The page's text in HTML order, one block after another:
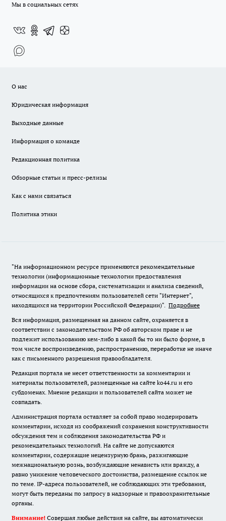
Мы в социальных сетях
О нас
Юридическая информация
Выходные данные
Информация о команде
Редакционная политика
Обзорные статьи и пресс-релизы
Как с нами связаться
Политика этики
"На информационном ресурсе применяются рекомендательные
технологии (информационные технологии предоставления
информации на основе сбора, систематизации и анализа сведений,
относящихся к предпочтениям пользователей сети "Интернет",
находящихся на территории Российской Федерации)". Подробнее
Вся информация, размещенная на данном сайте, охраняется в
соответствии с законодательством РФ об авторском праве и не
подлежит использованию кем-либо в какой бы то ни было форме, в
том числе воспроизведению, распространению, переработке не иначе
как с письменного разрешения правообладателя.
Редакция портала не несет ответственности за комментарии и
материалы пользователей, размещенные на сайте ko44.ru и его
субдоменах. Мнение редакции и пользователей сайта может не
совпадать.
Администрация портала оставляет за собой право модерировать
комментарии, исходя из соображений сохранения конструктивности
обсуждения тем и соблюдения законодательства РФ и
рекомендательных технологий. На сайте не допускаются
комментарии, содержащие нецензурную брань, разжигающие
межнациональную рознь, возбуждающие ненависть или вражду, а
равно унижение человеческого достоинства, размещение ссылок не
по теме. IP-адреса пользователей, не соблюдающих эти требования,
могут быть переданы по запросу в надзорные и правоохранительные
органы.
Внимание! Совершая любые действия на сайте, вы автоматически